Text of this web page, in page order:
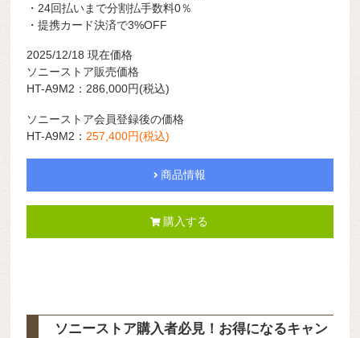
・24回払いまで分割払手数料0％
・提携カード決済で3%OFF
2025/12/18 現在価格
ソニーストア販売価格
HT-A9M2：286,000円(税込)
ソニーストア会員登録後の価格
HT-A9M2：257,400円(税込)
商品情報
購入する
ソニーストア購入者必見！お得になるキャン